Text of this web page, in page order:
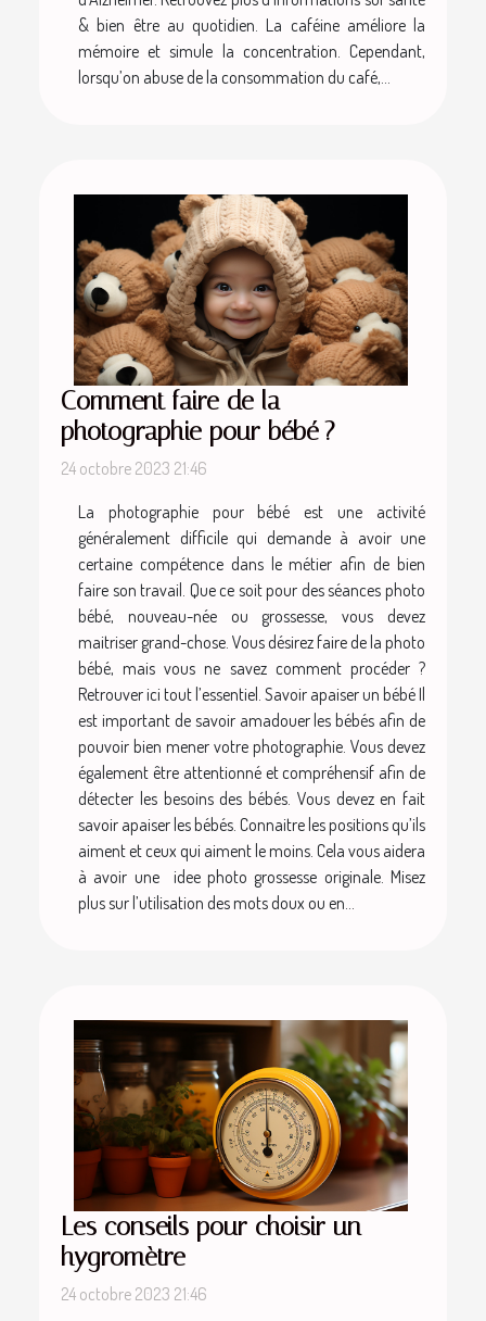
& bien être au quotidien. La caféine améliore la
mémoire et simule la concentration. Cependant,
lorsqu’on abuse de la consommation du café,...
Comment faire de la
photographie pour bébé ?
24 octobre 2023 21:46
La photographie pour bébé est une activité
généralement difficile qui demande à avoir une
certaine compétence dans le métier afin de bien
faire son travail. Que ce soit pour des séances photo
bébé, nouveau-née ou grossesse, vous devez
maitriser grand-chose. Vous désirez faire de la photo
bébé, mais vous ne savez comment procéder ?
Retrouver ici tout l’essentiel. Savoir apaiser un bébé Il
est important de savoir amadouer les bébés afin de
pouvoir bien mener votre photographie. Vous devez
également être attentionné et compréhensif afin de
détecter les besoins des bébés. Vous devez en fait
savoir apaiser les bébés. Connaitre les positions qu’ils
aiment et ceux qui aiment le moins. Cela vous aidera
à avoir une idee photo grossesse originale. Misez
plus sur l’utilisation des mots doux ou en...
Les conseils pour choisir un
hygromètre
24 octobre 2023 21:46